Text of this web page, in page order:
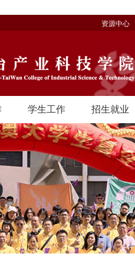
资源中心
学生工作 招生就业